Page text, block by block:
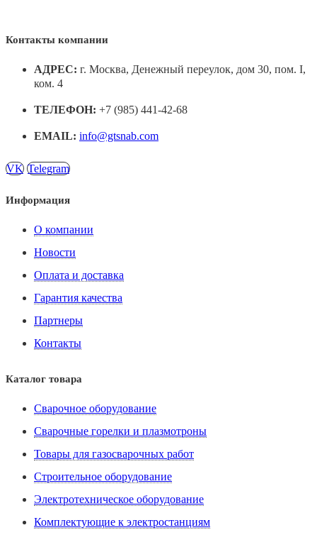
Контакты компании
АДРЕС: г. Москва, Денежный переулок, дом 30, пом. I,
ком. 4
ТЕЛЕФОН: +7 (985) 441-42-68
EMAIL: info@gtsnab.com
VK Telegram
Информация
О компании
Новости
Оплата и доставка
Гарантия качества
Партнеры
Контакты
Каталог товара
Сварочное оборудование
Сварочные горелки и плазмотроны
Товары для газосварочных работ
Строительное оборудование
Электротехническое оборудование
Комплектующие к электростанциям